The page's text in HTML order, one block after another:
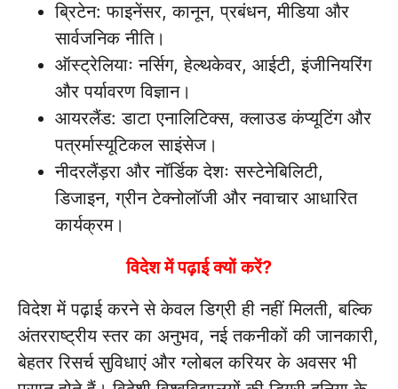
ब्रिटेन: फाइनेंसर, कानून, प्रबंधन, मीडिया और
सार्वजनिक नीति।
ऑस्ट्रेलियाः नर्सिग, हेल्थकेवर, आईटी, इंजीनियरिंग
और पर्यावरण विज्ञान।
आयरलैंड: डाटा एनालिटिक्स, क्लाउड कंप्यूटिंग और
पत्रर्मास्यूटिकल साइंसेज।
नीदरलैंड़रा और नॉर्डिक देशः सस्टेनेबिलिटी,
डिजाइन, ग्रीन टेक्नोलॉजी और नवाचार आधारित
कार्यक्रम।
विदेश में पढ़ाई क्यों करें?
विदेश में पढ़ाई करने से केवल डिग्री ही नहीं मिलती, बल्कि
अंतरराष्ट्रीय स्तर का अनुभव, नई तकनीकों की जानकारी,
बेहतर रिसर्च सुविधाएं और ग्लोबल करियर के अवसर भी